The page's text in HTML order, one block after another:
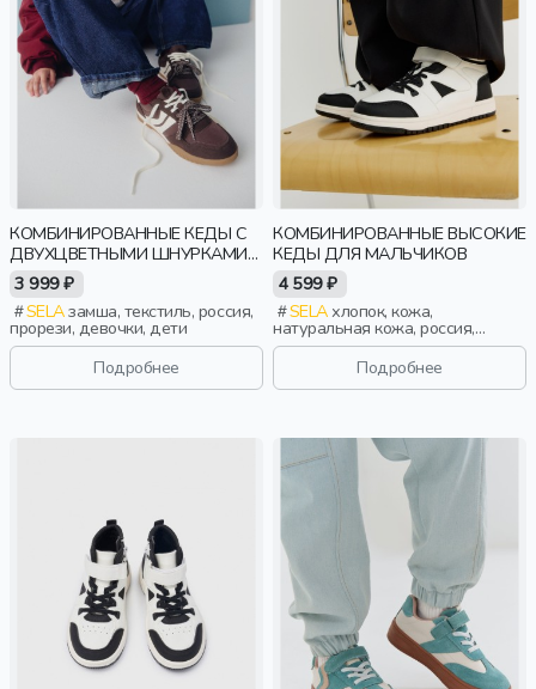
КОМБИНИРОВАННЫЕ КЕДЫ С
ДВУХЦВЕТНЫМИ ШНУРКАМИ
ДЛЯ ДЕВОЧЕК
3 999 ₽
SELAзамша, текстиль, россия,
прорези, девочки, дети
Подробнее
КОМБИНИРОВАННЫЕ ВЫСОКИЕ
КЕДЫ ДЛЯ МАЛЬЧИКОВ
4 599 ₽
SELAхлопок, кожа,
натуральная кожа, россия,
шнурки, застежка, школа,
прорези, эластичные,
перфорация, мальчики, дети
Подробнее